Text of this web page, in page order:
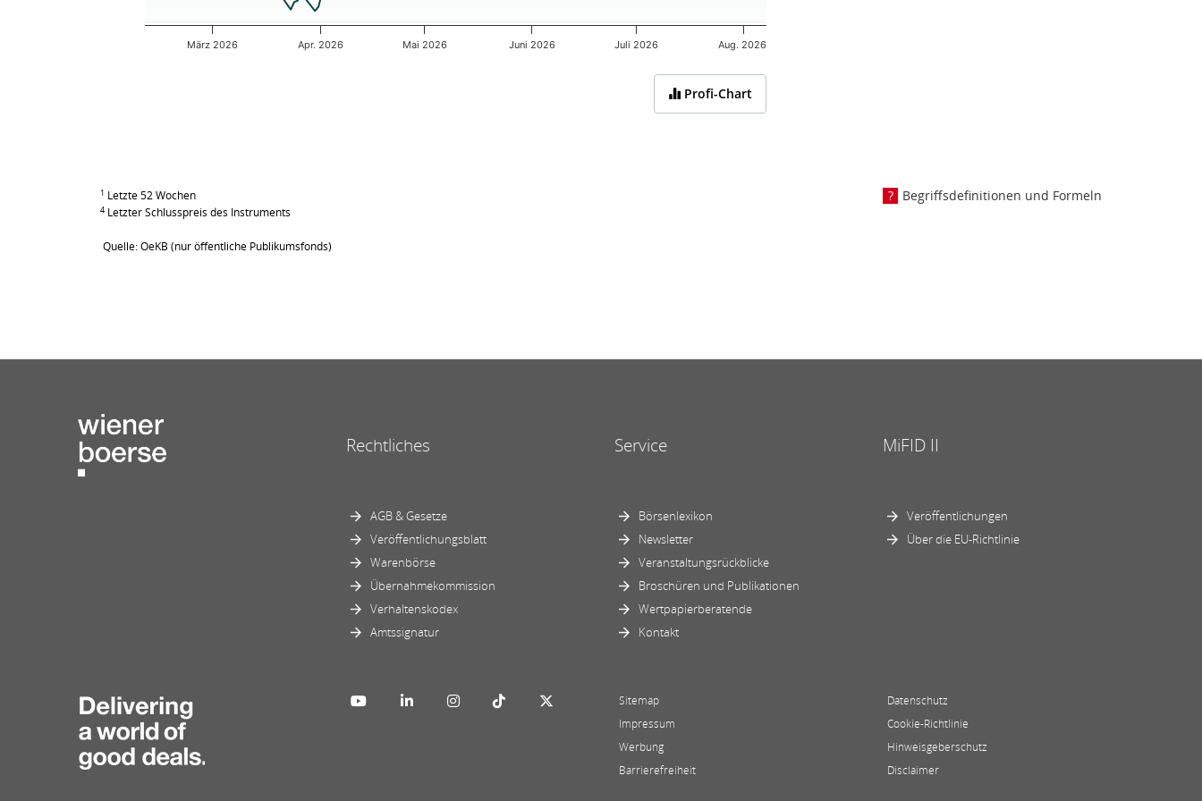
März 2026 Apr. 2026 Mai 2026 Juni 2026 Juli 2026 Aug. 2026
Profi-Chart
1 Letzte 52 Wochen
4 Letzter Schlusspreis des Instruments
Quelle: OeKB (nur öffentliche Publikumsfonds)
Begriffsdefinitionen und Formeln
Rechtliches
AGB & Gesetze
Veröffentlichungsblatt
Warenbörse
Übernahmekommission
Verhaltenskodex
Amtssignatur
Service
Börsenlexikon
Newsletter
Veranstaltungsrückblicke
Broschüren und Publikationen
Wertpapierberatende
Kontakt
MiFID II
Veröffentlichungen
Über die EU-Richtlinie
Sitemap
Impressum
Werbung
Barrierefreiheit
Datenschutz
Cookie-Richtlinie
Hinweisgeberschutz
Disclaimer